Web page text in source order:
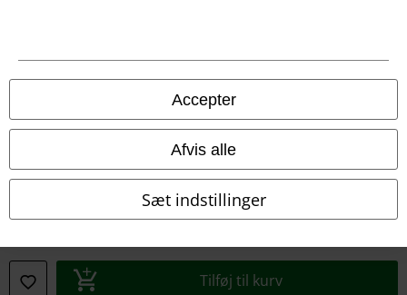
Accepter
Afvis alle
Sæt indstillinger
Tilføj til kurv
Persondatapolitik
Bortskaffelse af affald og miljøbeskyttelse
Overensstemmelseserklæring
Bekræft annullering